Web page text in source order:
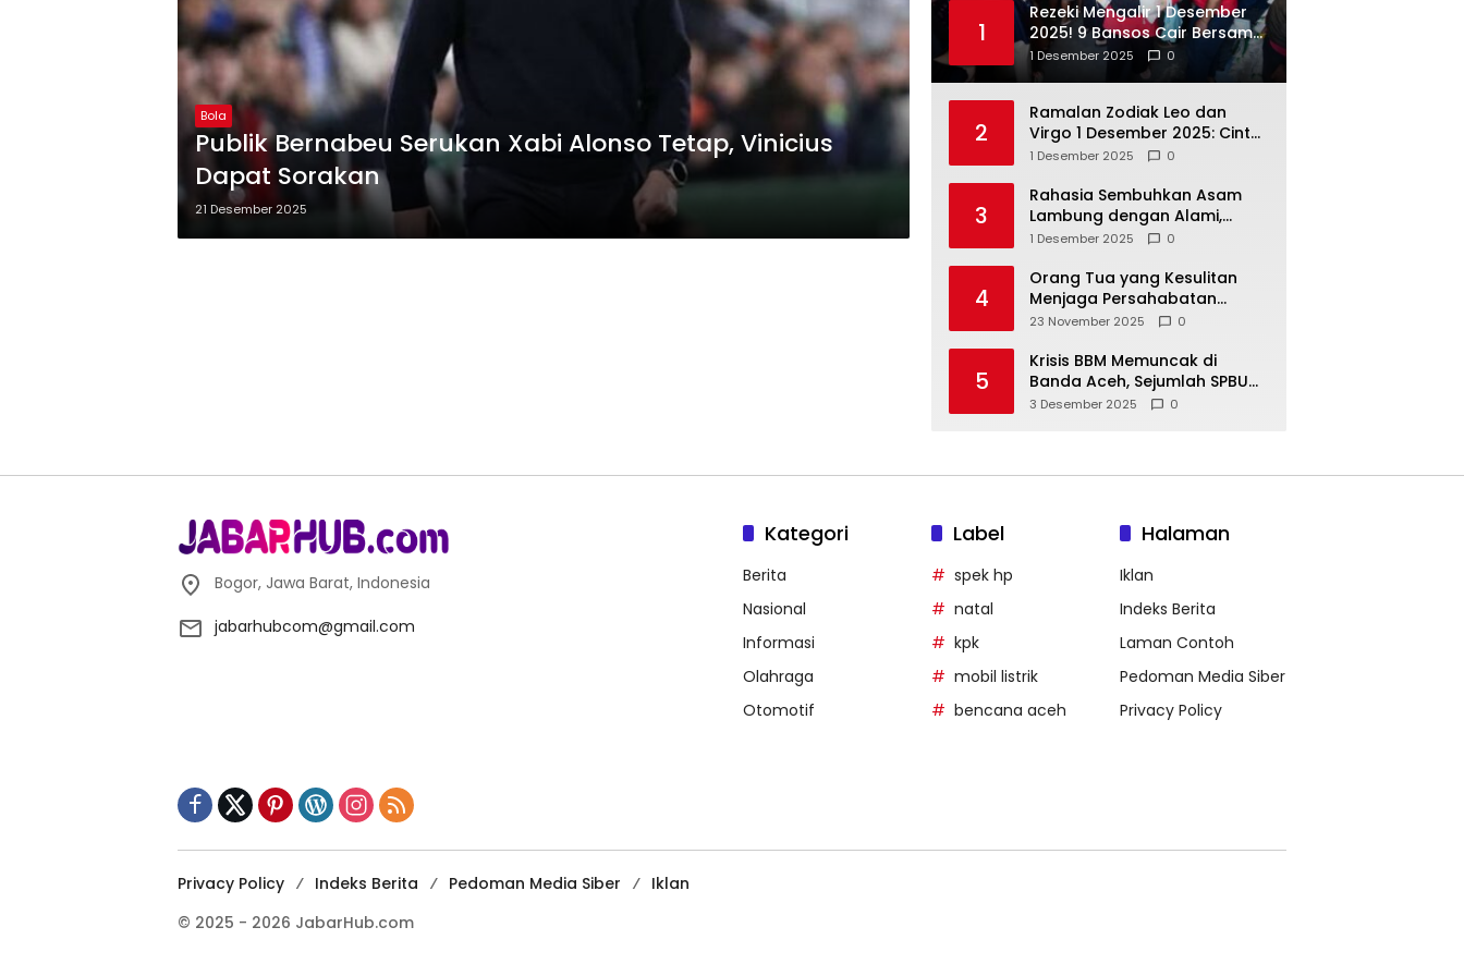
Bola
Publik Bernabeu Serukan Xabi Alonso Tetap, Vinicius
Dapat Sorakan
21 Desember 2025
1
Rezeki Mengalir 1 Desember
2025! 9 Bansos Cair Bersama:
PKH, BPNT, dan KKS Mandiri
Double
1 Desember 2025 0
2
Ramalan Zodiak Leo dan
Virgo 1 Desember 2025: Cinta,
Karir, Kesehatan, dan
1 Desember 2025 0
3
Rahasia Sembuhkan Asam
Lambung dengan Alami,
Nomor 4 Disalahpahami
1 Desember 2025 0
4
Orang Tua yang Kesulitan
Menjaga Persahabatan
Biasanya Lakukan 8 Hal Ini
23 November 2025 0
5
Krisis BBM Memuncak di
Banda Aceh, Sejumlah SPBU
Tutup Total
3 Desember 2025 0
Bogor, Jawa Barat, Indonesia
jabarhubcom@gmail.com
Kategori
Berita
Nasional
Informasi
Olahraga
Otomotif
Label
spek hp
natal
kpk
mobil listrik
bencana aceh
Halaman
Iklan
Indeks Berita
Laman Contoh
Pedoman Media Siber
Privacy Policy
Privacy Policy Indeks Berita Pedoman Media Siber
Iklan
© 2025 - 2026 JabarHub.com